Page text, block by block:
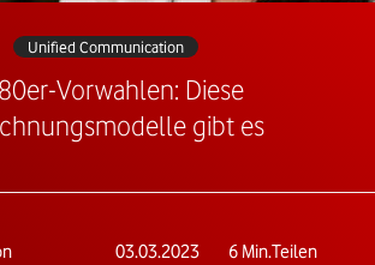
Unified Communication
Vorwahlen: Diese
gibt es
03.03.2023 6 Min.Teilen